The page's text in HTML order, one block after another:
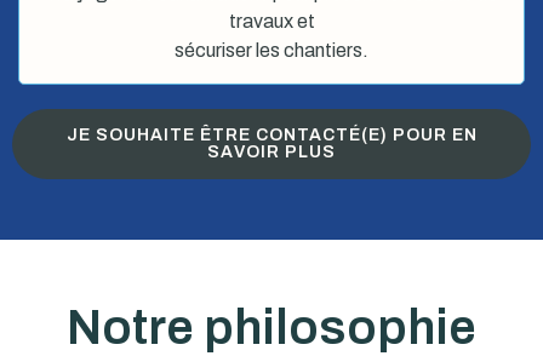
travaux et
sécuriser les chantiers.
JE SOUHAITE ÊTRE CONTACTÉ(E) POUR EN
SAVOIR PLUS
Notre philosophie